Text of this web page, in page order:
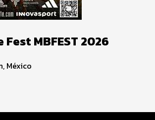
MBFEST 2026
México